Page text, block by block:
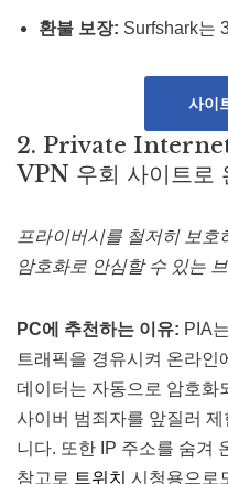
환불 보장: Surfshark는
사이
2. Private Internet
VPN 우회 사이트로
프라이버시를 철저히 보
암호화로 안심할 수 있는
PC에 추천하는 이유: PIA
트래픽을 경유시켜 온라인
데이터는 자동으로 암호화
사이버 범죄자를 앞질러
니다. 또한 IP 주소를 숨겨
참고로 트위치 시청용으로